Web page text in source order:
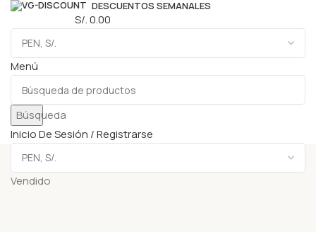
DESCUENTOS SEMANALES
S/.0.00
Menú
Búsqueda
Inicio De Sesión / Registrarse
Vendido